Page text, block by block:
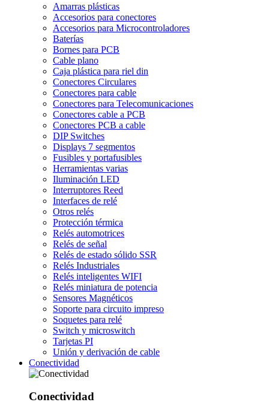
Amarras plásticas
Accesorios para conectores
Accesorios para Microcontroladores
Baterías
Bornes para PCB
Cable plano
Caja plástica para riel din
Conectores Circulares
Conectores para cable
Conectores para Telecomunicaciones
Conectores cable a PCB
Conectores PCB a cable
DIP Switches
Displays 7 segmentos
Fusibles y portafusibles
Herramientas varias
Iluminación LED
Interruptores Reed
Interfaces de relé
Otros relés
Protección térmica
Relés automotrices
Relés de señal
Relés de estado sólido SSR
Relés Industriales
Relés inteligentes WIFI
Relés miniatura de potencia
Sensores Magnéticos
Soporte para circuito impreso
Soquetes para relé
Switch y microswitch
Tarjetas PI
Unión y derivación de cable
Conectividad
Conectividad